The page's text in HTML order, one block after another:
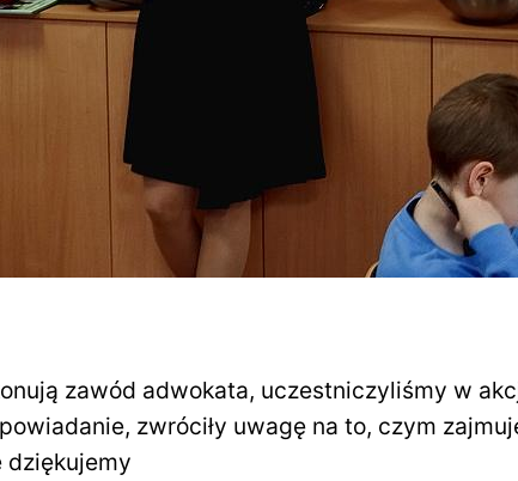
zawód adwokata, uczestniczyliśmy w
zwróciły uwagę na to, czym
dziękujemy